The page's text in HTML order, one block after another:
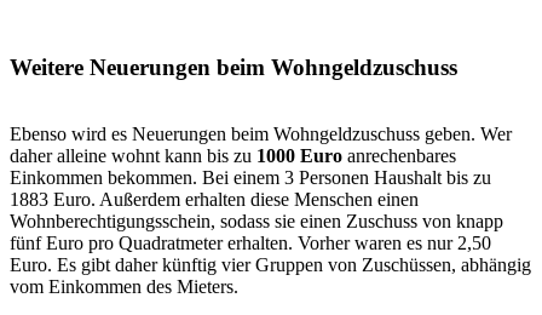
Weitere Neuerungen beim Wohngeldzuschuss
Ebenso wird es Neuerungen beim Wohngeldzuschuss geben. Wer
daher alleine wohnt kann bis zu 1000 Euro anrechenbares
Einkommen bekommen. Bei einem 3 Personen Haushalt bis zu
1883 Euro. Außerdem erhalten diese Menschen einen
Wohnberechtigungsschein, sodass sie einen Zuschuss von knapp
fünf Euro pro Quadratmeter erhalten. Vorher waren es nur 2,50
Euro. Es gibt daher künftig vier Gruppen von Zuschüssen, abhängig
vom Einkommen des Mieters.